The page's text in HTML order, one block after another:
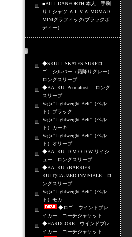
■BILL DANFORTH 本人 手刷
りＴシャツ ＡＬＶＡ MOMAD
MINIグラフィック(ブラックボ
ディー）
◆SKULL SKATES SURFロ
ゴ シルバー（霜降りグレー）
ロングスリーブ
◆BA. KU. Permafrost ロング
スリーブ
Vaga "Lightweight Belt"（ベル
ト）ブラック
Vaga "Lightweight Belt"（ベル
ト）カーキ
Vaga "Lightweight Belt"（ベル
ト）オリーブ
◆BA. KU. D.M.O.D.W リイシ
ュー ロングスリーブ
◆BA. KU. (BARRIER
KULT)GAUZED INVISIBLE ロ
ングスリーブ
Vaga "Lightweight Belt"（ベル
ト）モカ
◆ロゴ ウインドブレ
イカー コーチジャケット
◆HARDCORE ウインドブレ
イカー コーチジャケット